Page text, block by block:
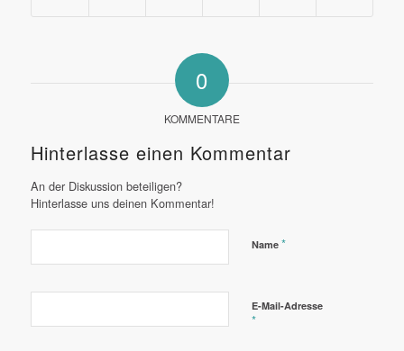
0
KOMMENTARE
Hinterlasse einen Kommentar
An der Diskussion beteiligen?
Hinterlasse uns deinen Kommentar!
Name *
E-Mail-Adresse
*